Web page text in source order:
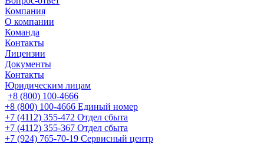
Компания
О компании
Команда
Контакты
Лицензии
Документы
Контакты
Юридическим лицам
+8 (800) 100-4666
+8 (800) 100-4666 Единый номер
+7 (4112) 355-472 Отдел сбыта
+7 (4112) 355-367 Отдел сбыта
+7 (924) 765-70-19 Сервисный центр